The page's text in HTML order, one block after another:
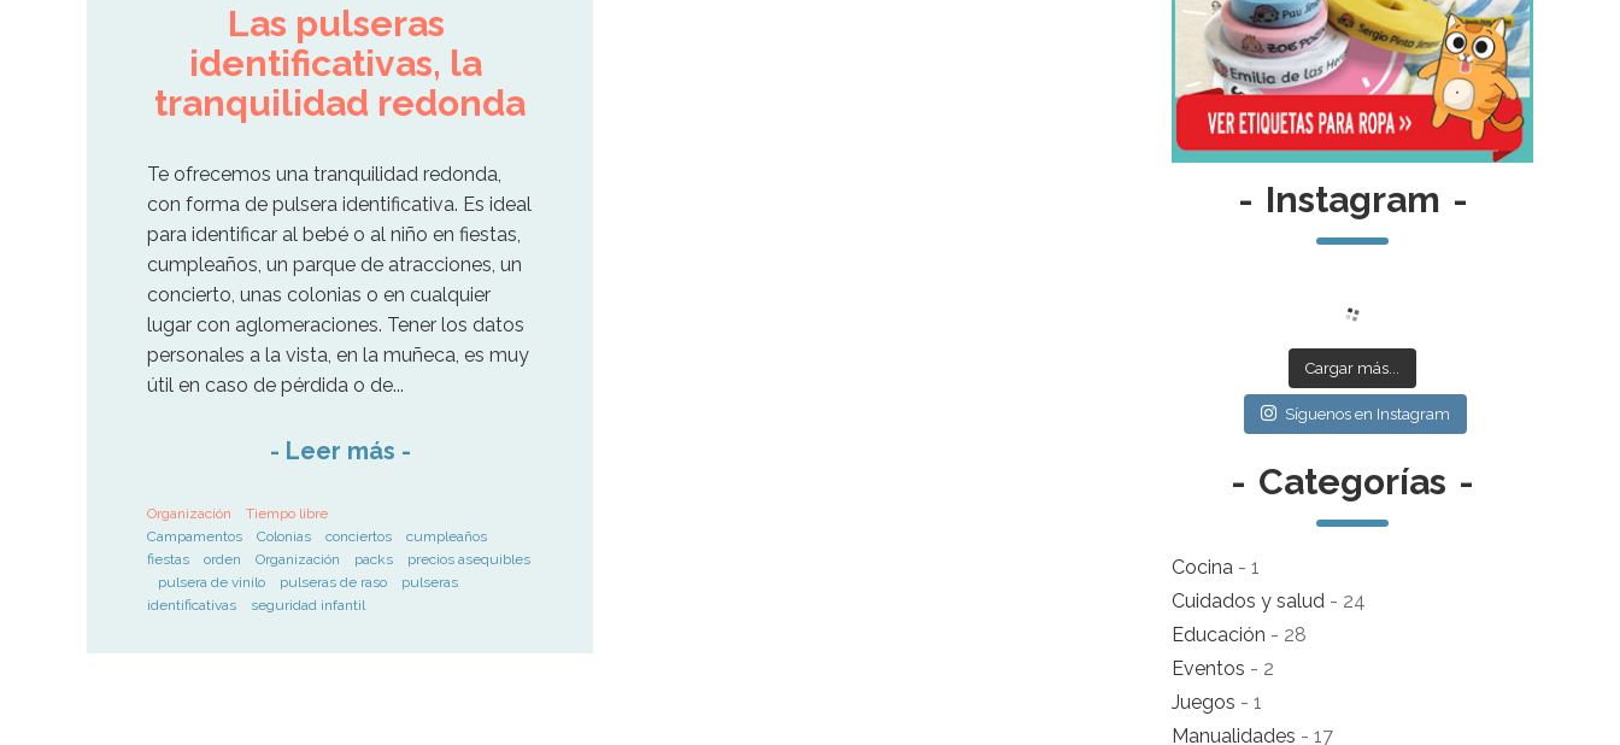
Las pulseras
identificativas, la
tranquilidad redonda
Te ofrecemos una tranquilidad redonda,
con forma de pulsera identificativa. Es ideal
para identificar al bebé o al niño en fiestas,
cumpleaños, un parque de atracciones, un
concierto, unas colonias o en cualquier
lugar con aglomeraciones. Tener los datos
personales a la vista, en la muñeca, es muy
útil en caso de pérdida o de...
- Leer más -
Organización
Tiempo libre
Campamentos
Colonias conciertos
cumpleaños
fiestas
orden Organización packs
precios asequibles
pulsera de vinilo
pulseras de raso
pulseras
identificativas
seguridad infantil
- Instagram -
Cargar más...
Síguenos en Instagram
- Categorías -
Cocina - 1
Cuidados y salud - 24
Educación - 28
Eventos - 2
Juegos - 1
Manualidades - 17